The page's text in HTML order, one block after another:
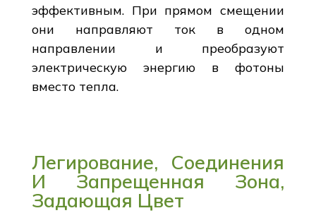
эффективным. При прямом смещении
они направляют ток в одном
направлении и преобразуют
электрическую энергию в фотоны
вместо тепла.
Легирование, Соединения
И Запрещенная Зона,
Задающая Цвет